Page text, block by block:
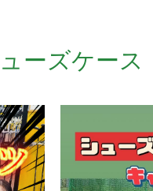
ーズケース